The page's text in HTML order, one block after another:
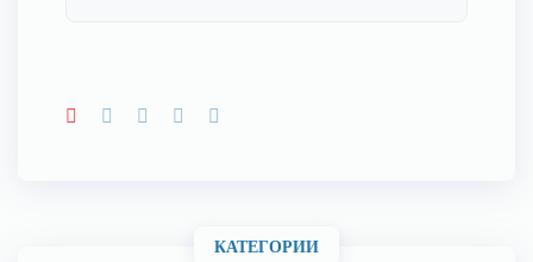
КАТЕГОРИИ